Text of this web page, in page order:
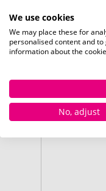
21. August
We use cookies
We may place these for
personalised content and
information about the
No, adjust